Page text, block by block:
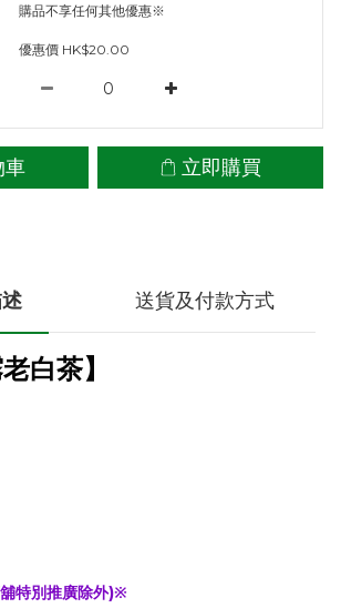
購品不享任何其他優惠※
優惠價 HK$20.00
車 立即購買
送貨及付款方式
白茶】
特別推廣除外)※